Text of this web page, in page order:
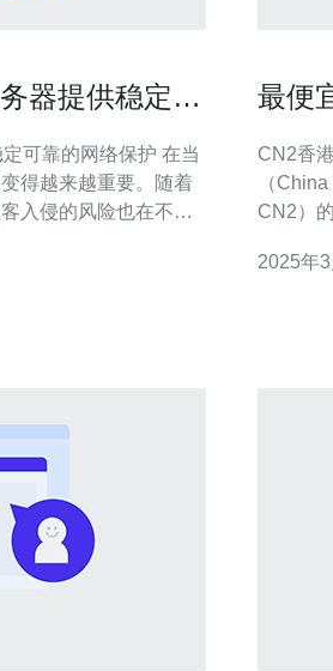
器提供稳定可
靠的网络保护 在当
得越来越重要。随着
入侵的风险也在不断
最便
CN2香
（
CN2）
适用于
2025年3